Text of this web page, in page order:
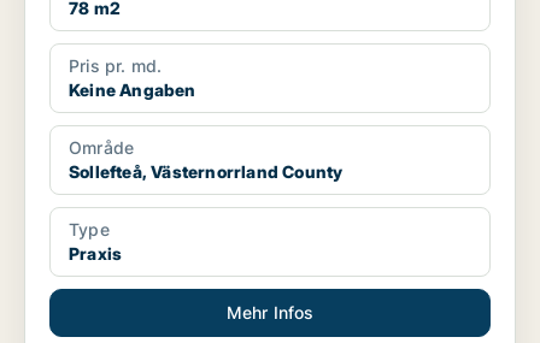
78 m2
Pris pr. md.
Keine Angaben
Område
Sollefteå, Västernorrland County
Type
Praxis
Mehr Infos